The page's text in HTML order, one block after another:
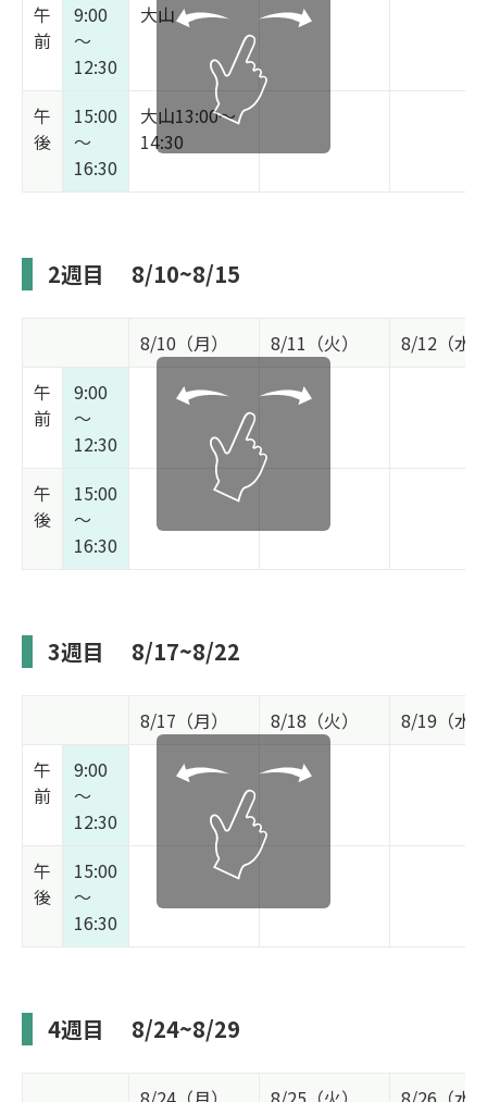
午
前
9:00
～
12:30
大山
午
後
15:00
～
16:30
大山13:00～
14:30
2週目 8/10~8/15
8/10（月） 8/11（火）
8/12（水
午
前
9:00
～
12:30
午
後
15:00
～
16:30
3週目 8/17~8/22
8/17（月） 8/18（火）
8/19（水
午
前
9:00
～
12:30
午
後
15:00
～
16:30
4週目 8/24~8/29